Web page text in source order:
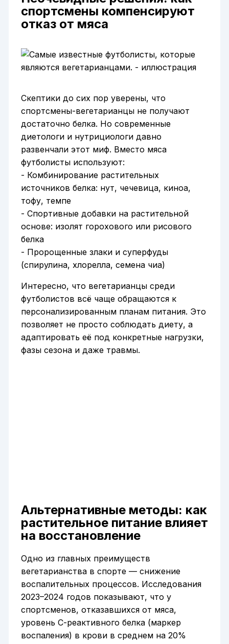
спортсмены компенсируют
отказ от мяса
Скептики до сих пор уверены, что
спортсмены-вегетарианцы не получают
достаточно белка. Но современные
диетологи и нутрициологи давно
развенчали этот миф. Вместо мяса
футболисты используют:
- Комбинирование растительных
источников белка: нут, чечевица, киноа,
тофу, темпе
- Спортивные добавки на растительной
основе: изолят горохового или рисового
белка
- Пророщенные злаки и суперфуды
(спирулина, хлорелла, семена чиа)
Интересно, что вегетарианцы среди
футболистов всё чаще обращаются к
персонализированным планам питания. Это
позволяет не просто соблюдать диету, а
адаптировать её под конкретные нагрузки,
фазы сезона и даже травмы.
Альтернативные методы: как
растительное питание влияет
на восстановление
Одно из главных преимуществ
вегетарианства в спорте — снижение
воспалительных процессов. Исследования
2023–2024 годов показывают, что у
спортсменов, отказавшихся от мяса,
уровень С-реактивного белка (маркер
воспаления) в крови в среднем на 20%